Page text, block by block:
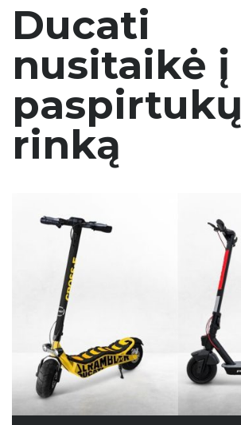
Ducati
nusitaikė į
paspirtukų
rinką